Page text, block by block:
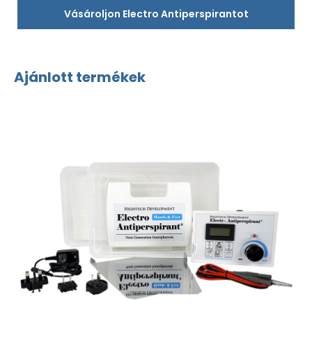
Vásároljon Electro Antiperspirantot
Ajánlott termékek